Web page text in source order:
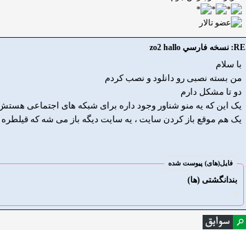
RE: نسخه فارسي zo2 hallo
با سلام
من بسته نصبی رو دانلود و نصب کردم
دو تا مشکل دارم
یک این که یه منو شناور وجود داره برای شبکه های اجتماعی
یک هم موقع باز کردن سایت ، یه سایت دیگه باز می شه که
فایل‌(های) پیوست شده
بندانگشتی (ها)